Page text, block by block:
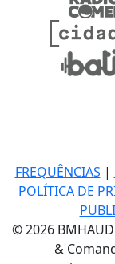
FREQUÊNCIAS |
POLÍTICA DE
© 2026
&